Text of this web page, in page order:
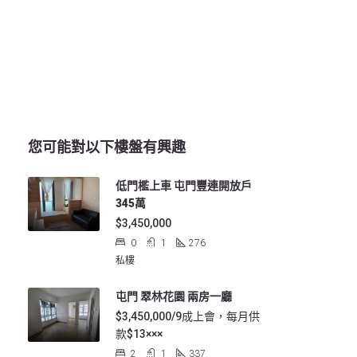
您可能對以下樓盤有興趣
低門檻上車 屯門豐連開放戶
345萬
$3,450,000
0 1
276
私樓
屯門 翠林花園 兩房一廳
$3,450,000/9成上會，每月供
款$13×××
2 1 337